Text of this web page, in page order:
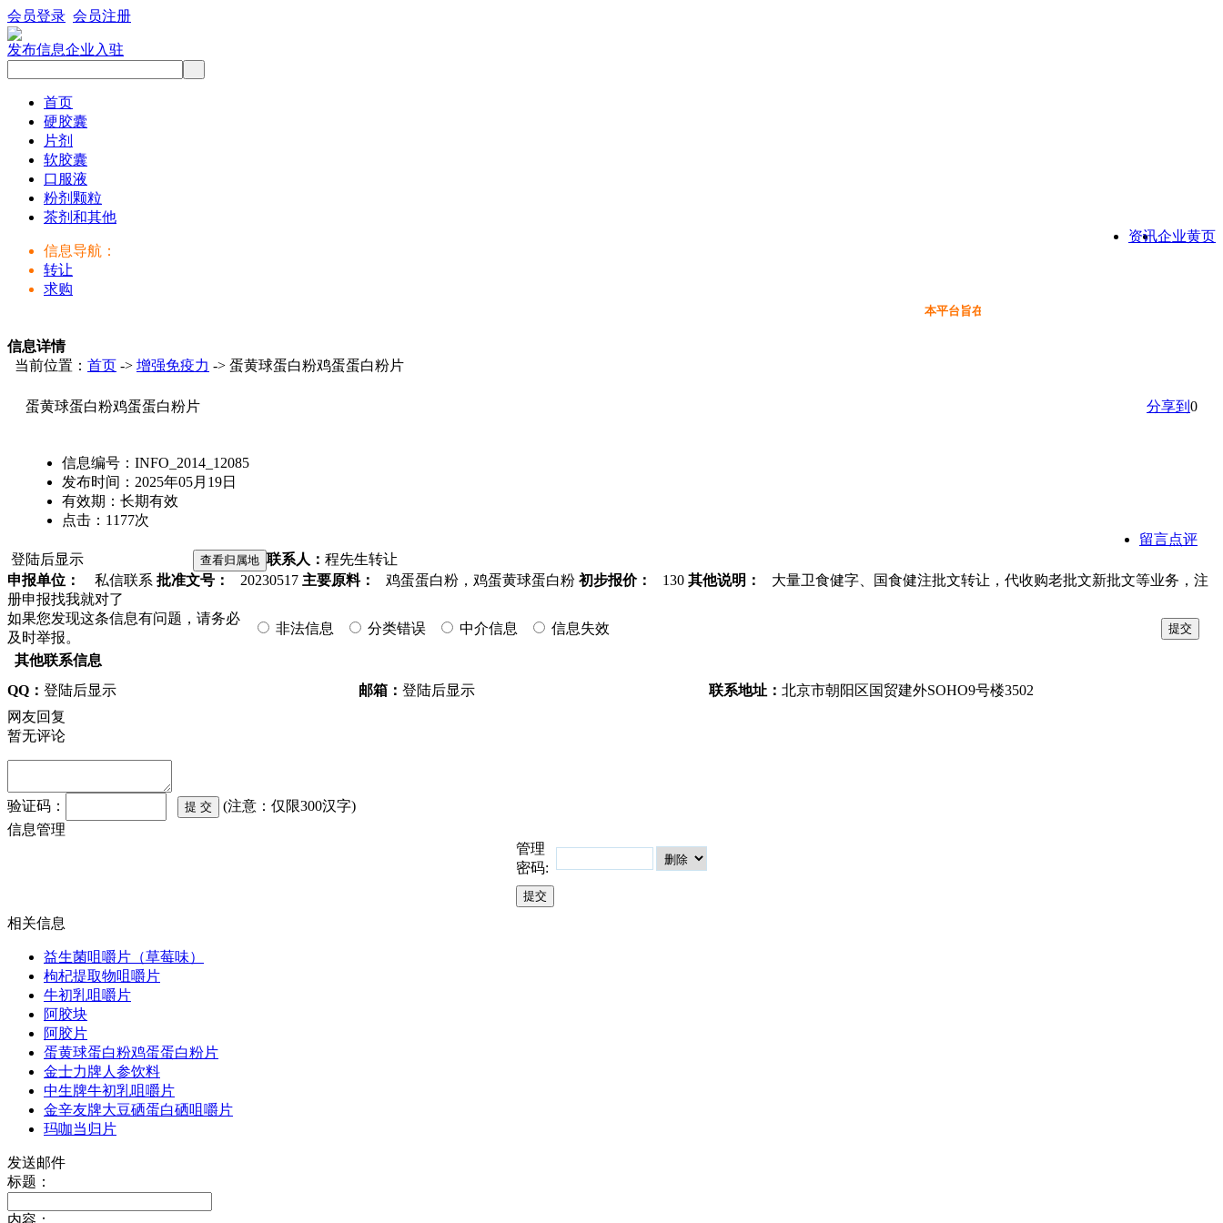
会员登录 会员注册
发布信息企业入驻
首页
硬胶囊
片剂
软胶囊
口服液
粉剂颗粒
茶剂和其他
企业黄页
资讯
信息导航：
转让
求购
本平台旨在为保健品行业提供一个信息免费展示交流互
信息详情
当前位置： 首页 -> 增强免疫力 -> 蛋黄球蛋白粉鸡蛋蛋白粉片
蛋黄球蛋白粉鸡蛋蛋白粉片 分享到 0
信息编号： INFO_2014_12085
发布时间： 2025年05月19日
有效期： 长期有效
点击： 1177次
留言点评
登陆后显示
联系人： 程先生转让
申报单位：
私信联系 批准文号： 20230517 主要原料： 鸡蛋蛋白粉，鸡蛋黄球蛋白粉 初步报价： 130 其他说明：
大量卫食健字、国食健注批文转让，代收购老批文新批文等业务，注
册申报找我就对了
如果您发现这条信息有问题，请务必
及时举报。
非法信息 分类错误 中介信息 信息失效
其他联系信息
QQ： 登陆后显示 邮箱： 登陆后显示 联系地址： 北京市朝阳区国贸建外SOHO9号楼3502
网友回复
暂无评论
验证码：
(注意：仅限300汉字)
信息管理
管理
密码:
相关信息
益生菌咀嚼片（草莓味）
枸杞提取物咀嚼片
牛初乳咀嚼片
阿胶块
阿胶片
蛋黄球蛋白粉鸡蛋蛋白粉片
金士力牌人参饮料
中生牌牛初乳咀嚼片
金辛友牌大豆硒蛋白硒咀嚼片
玛咖当归片
发送邮件
标题：
内容：